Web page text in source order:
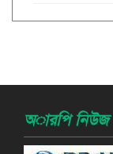
অারপি নিউজ